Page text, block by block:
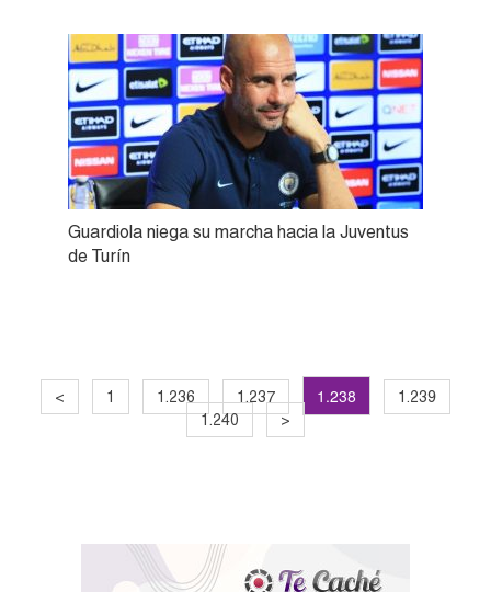
Guardiola niega su marcha hacia la Juventus
de Turín
< 1 1.236 1.237 1.238
1.239
1.240
>